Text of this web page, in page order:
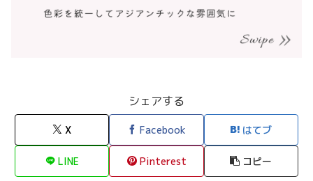
シェアする
X Facebook はてブ
LINE Pinterest コピー